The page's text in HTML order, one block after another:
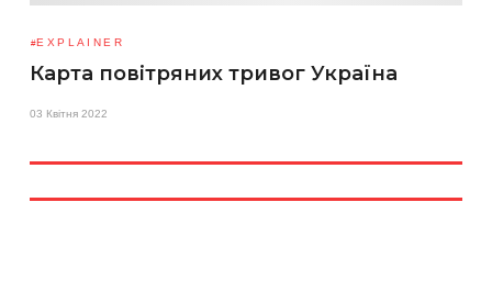
EXPLAINER
Карта повітряних тривог Україна
03 Квітня 2022